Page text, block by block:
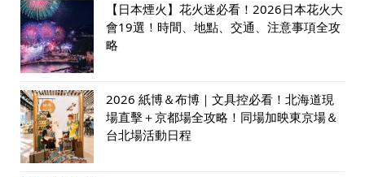
【日本煙火】花火迷必看！2026日本花火大
會19選！時間、地點、交通、注意事項全攻
略
2026 紙博＆布博｜文具控必看！北海道現
場直擊＋京都場全攻略！同場加映東京場＆
台北場活動日程